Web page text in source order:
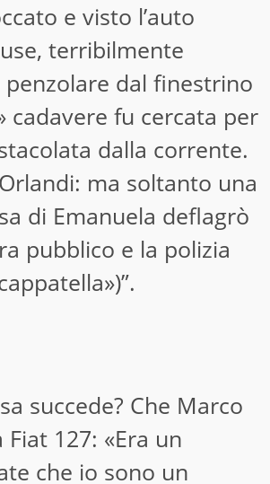
e visto l’auto
terribilmente
dal finestrino
cadavere fu cercata per
dalla corrente.
ma soltanto una
di Emanuela deflagrò
pubblico e la polizia
succede? Che Marco
127: «Era un
che io sono un